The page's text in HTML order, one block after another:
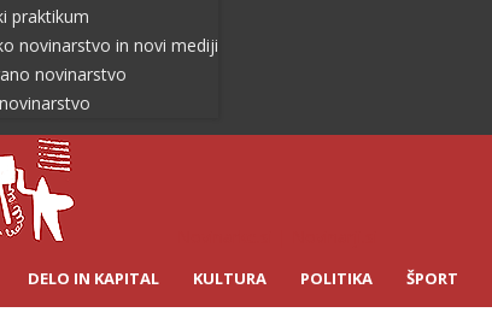
praktikum
novinarstvo in novi mediji
novinarstvo
DELO IN KAPITAL KULTURA POLITIKA ŠPORT